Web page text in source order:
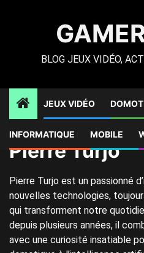
BLOG JEUX VIDÉO,
JEUX VIDÉO
INFORMATIQUE MOBILE
Pierre Turjo
Pierre Turjo est un passionné
nouvelles technologies,
qui transforment notre
depuis plusieurs années, il
avec une curiosité insatiable